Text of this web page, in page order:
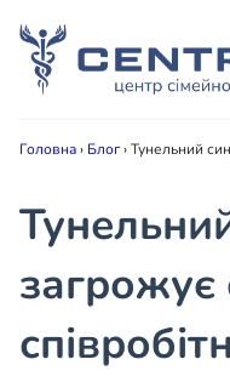
Головна› Блог›Тунельний
загрожує